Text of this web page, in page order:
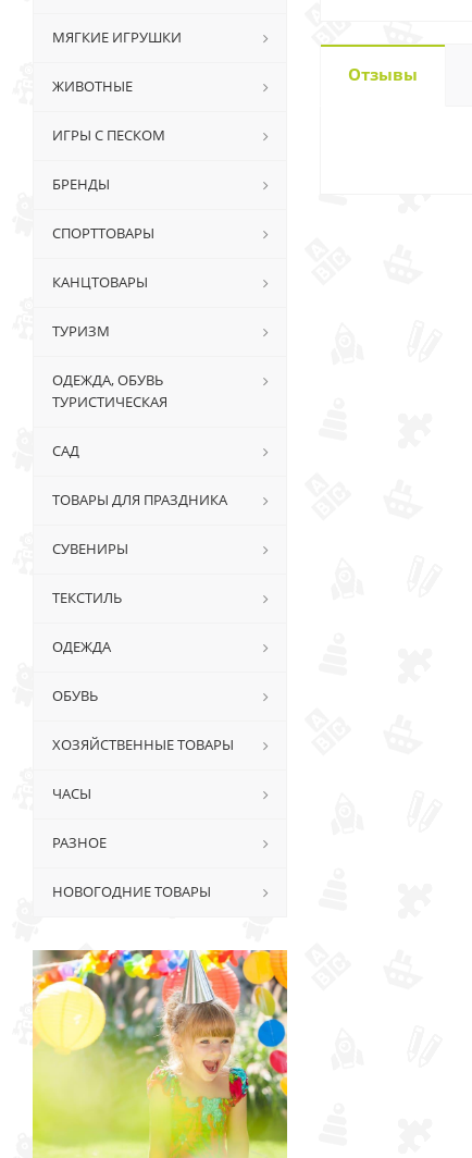
Отзывы
МЯГКИЕ ИГРУШКИ
ЖИВОТНЫЕ
ИГРЫ С ПЕСКОМ
БРЕНДЫ
СПОРТТОВАРЫ
КАНЦТОВАРЫ
ТУРИЗМ
ОДЕЖДА, ОБУВЬ
ТУРИСТИЧЕСКАЯ
САД
ТОВАРЫ ДЛЯ ПРАЗДНИКА
СУВЕНИРЫ
ТЕКСТИЛЬ
ОДЕЖДА
ОБУВЬ
ХОЗЯЙСТВЕННЫЕ ТОВАРЫ
ЧАСЫ
РАЗНОЕ
НОВОГОДНИЕ ТОВАРЫ